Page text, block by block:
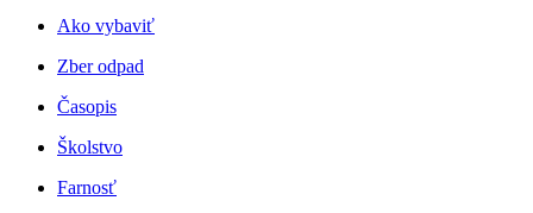
Ako vybaviť
Zber odpad
Časopis
Školstvo
Farnosť